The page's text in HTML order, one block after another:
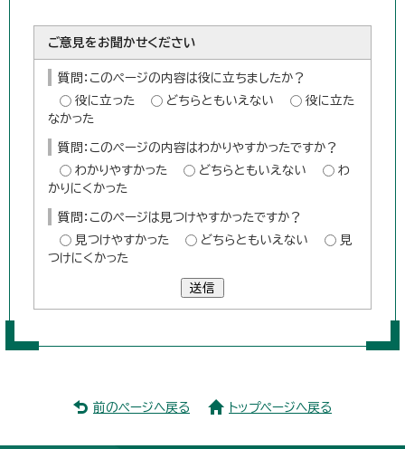
ご意見をお聞かせください
質問：このページの内容は役に立ちましたか？
役に立った
どちらともいえない
役に立た
なかった
質問：このページの内容はわかりやすかったですか？
わかりやすかった
どちらともいえない
わ
かりにくかった
質問：このページは見つけやすかったですか？
見つけやすかった
どちらともいえない
見
つけにくかった
送信
前のページへ戻る トップページへ戻る